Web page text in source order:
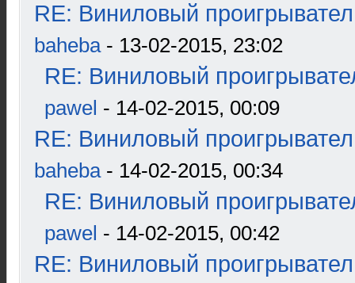
RE: Виниловый
baheba- 13-02-2015, 23:02
RE: Виниловый
pawel - 14-02-2015, 00:09
RE: Виниловый
baheba- 14-02-2015, 00:34
RE: Виниловый
pawel - 14-02-2015, 00:42
RE: Виниловый